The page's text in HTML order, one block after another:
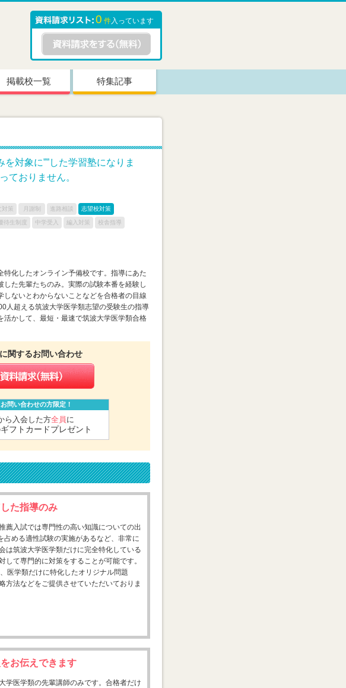
0 件入っています
掲載校一覧 特集記事
対象に””した学習塾になりま
ておりません。
策 月謝制 進路相談 志望校対策
待生制度 中学受入 編入対策 校舎指導
化したオンライン予備校です。指導にあた
した先輩たちのみ。実際の試験本番を経験し
ないとわからないことなどを合格者の目線
人超える筑波大学医学類志望の受験生の指導
活かして、最短・最速で筑波大学医学類合格
問い合わせの方限定！
ら入会した方全員 に
フトカードプレゼント
関するお問い合わせ
た指導のみ
薦入試では専門性の高い知識についての出
占める適性試験の実施があるなど、非常に
は筑波大学医学類だけに完全特化している
して専門的に対策をすることが可能です。
医学類だけに特化したオリジナル問題
方法などをご提供させていただいておりま
お伝えできます
学医学類の先輩講師のみです。合格者だけ